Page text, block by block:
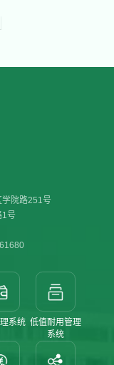
学院路251号
1号
系统 低值耐用管理
系统